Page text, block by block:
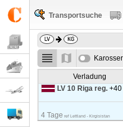
Transportsuche
Verladung
LV 10 Riga reg. +40
4 Tage ref Lettland - Kirgisistan